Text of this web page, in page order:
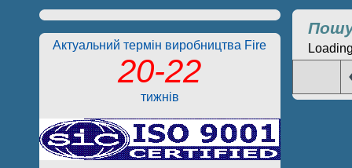
Актуальний термін виробництва Fire
20-22
тижнів